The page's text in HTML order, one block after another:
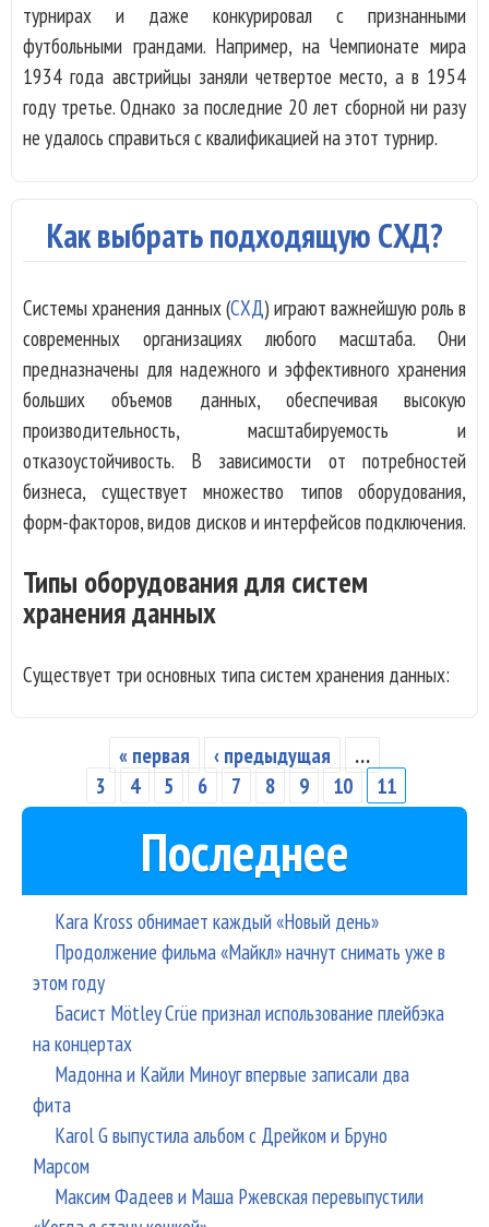
турнирах и даже конкурировал с признанными
футбольными грандами. Например, на Чемпионате мира
1934 года австрийцы заняли четвертое место, а в 1954
году третье. Однако за последние 20 лет сборной ни разу
не удалось справиться с квалификацией на этот турнир.
Как выбрать подходящую СХД?
Системы хранения данных (СХД) играют важнейшую роль в
современных организациях любого масштаба. Они
предназначены для надежного и эффективного хранения
больших объемов данных, обеспечивая высокую
производительность, масштабируемость и
отказоустойчивость. В зависимости от потребностей
бизнеса, существует множество типов оборудования,
форм-факторов, видов дисков и интерфейсов подключения.
Типы оборудования для систем
хранения данных
Существует три основных типа систем хранения данных:
Страницы
« первая ‹ предыдущая
…
3
4 5 6 7 8 9 10 11
Последнее
Kara Kross обнимает каждый «Новый день»
Продолжение фильма «Майкл» начнут снимать уже в
этом году
Басист Mötley Crüe признал использование плейбэка
на концертах
Мадонна и Кайли Миноуг впервые записали два
фита
Karol G выпустила альбом с Дрейком и Бруно
Марсом
Максим Фадеев и Маша Ржевская перевыпустили